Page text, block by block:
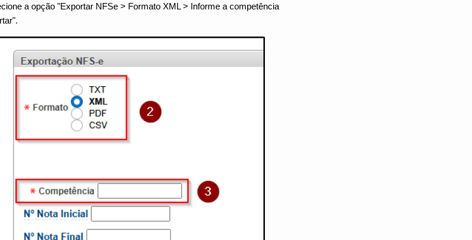
a opção "Exportar NFSe > Formato XML > Informe a competência